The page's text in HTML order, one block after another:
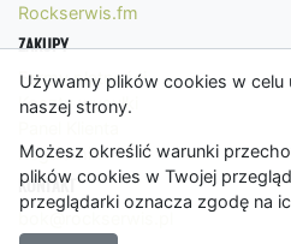
Używamy plików cookies w celu
naszej strony.
Możesz określić warunki
plików cookies w Twojej
przeglądarki oznacza zgodę na
Rockserwis.fm
ZAKUPY
Formy płatności
Koszty wysyłki
Regulamin
KONTAKT
bok@rockserwis.pl